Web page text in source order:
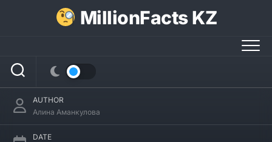
MillionFacts KZ
AUTHOR
Алина Аманкулова
DATE